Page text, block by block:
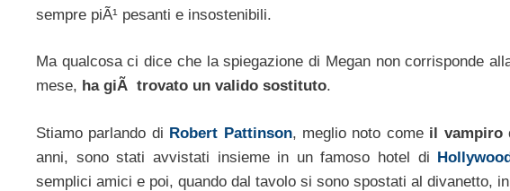
sempre piÃ¹ pesanti e insostenibili.
Ma qualcosa ci dice che la spiegazione di Megan non corrisponde
mese, ha giÃ trovato un valido sostituto.
Stiamo parlando di Robert Pattinson, meglio noto come il vampiro
anni, sono stati avvistati insieme in un famoso hotel di
semplici amici e poi, quando dal tavolo si sono spostati al divanetto, in